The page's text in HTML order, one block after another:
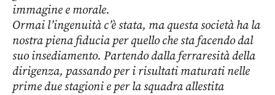
immagine e morale.
Ormai l’ingenuità c’è stata, ma questa società ha la
nostra piena fiducia per quello che sta facendo dal
suo insediamento. Partendo dalla ferraresità della
dirigenza, passando per i risultati maturati nelle
prime due stagioni e per la squadra allestita